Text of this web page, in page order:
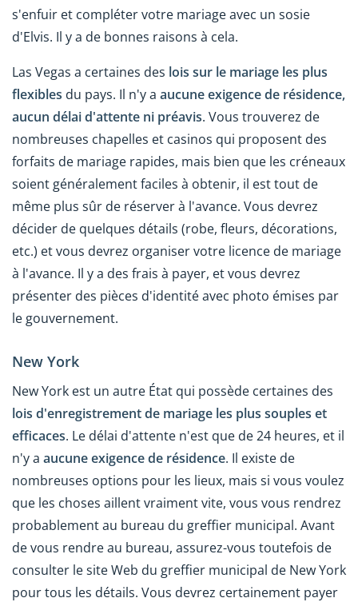
s'enfuir et compléter votre mariage avec un sosie
d'Elvis. Il y a de bonnes raisons à cela.
Las Vegas a certaines des lois sur le mariage les plus
flexibles du pays. Il n'y a aucune exigence de résidence,
aucun délai d'attente ni préavis. Vous trouverez de
nombreuses chapelles et casinos qui proposent des
forfaits de mariage rapides, mais bien que les créneaux
soient généralement faciles à obtenir, il est tout de
même plus sûr de réserver à l'avance. Vous devrez
décider de quelques détails (robe, fleurs, décorations,
etc.) et vous devrez organiser votre licence de mariage
à l'avance. Il y a des frais à payer, et vous devrez
présenter des pièces d'identité avec photo émises par
le gouvernement.
New York
New York est un autre État qui possède certaines des
lois d'enregistrement de mariage les plus souples et
efficaces. Le délai d'attente n'est que de 24 heures, et il
n'y a aucune exigence de résidence. Il existe de
nombreuses options pour les lieux, mais si vous voulez
que les choses aillent vraiment vite, vous vous rendrez
probablement au bureau du greffier municipal. Avant
de vous rendre au bureau, assurez-vous toutefois de
consulter le site Web du greffier municipal de New York
pour tous les détails. Vous devrez certainement payer